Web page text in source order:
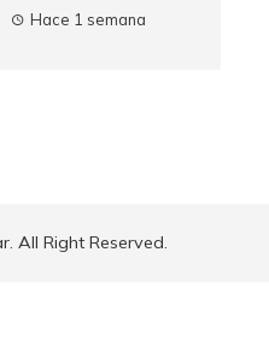
Hace 1 semana
All Right Reserved.